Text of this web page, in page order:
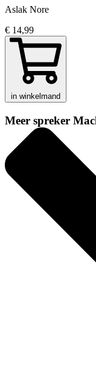
Aslak Nore
€ 14,99
in winkelmand
Meer spreker